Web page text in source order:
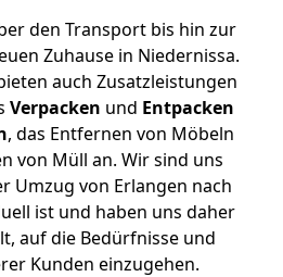
den Transport bis hin zur
Zuhause in Niedernissa.
auch Zusatzleistungen
Verpacken und Entpacken
, das Entfernen von Möbeln
von Müll an. Wir sind uns
Umzug von Erlangen nach
ist und haben uns daher
auf die Bedürfnisse und
Kunden einzugehen.